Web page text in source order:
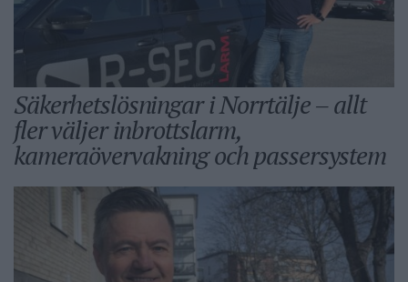
Säkerhetslösningar i Norrtälje – allt
fler väljer inbrottslarm,
kameraövervakning och passersystem